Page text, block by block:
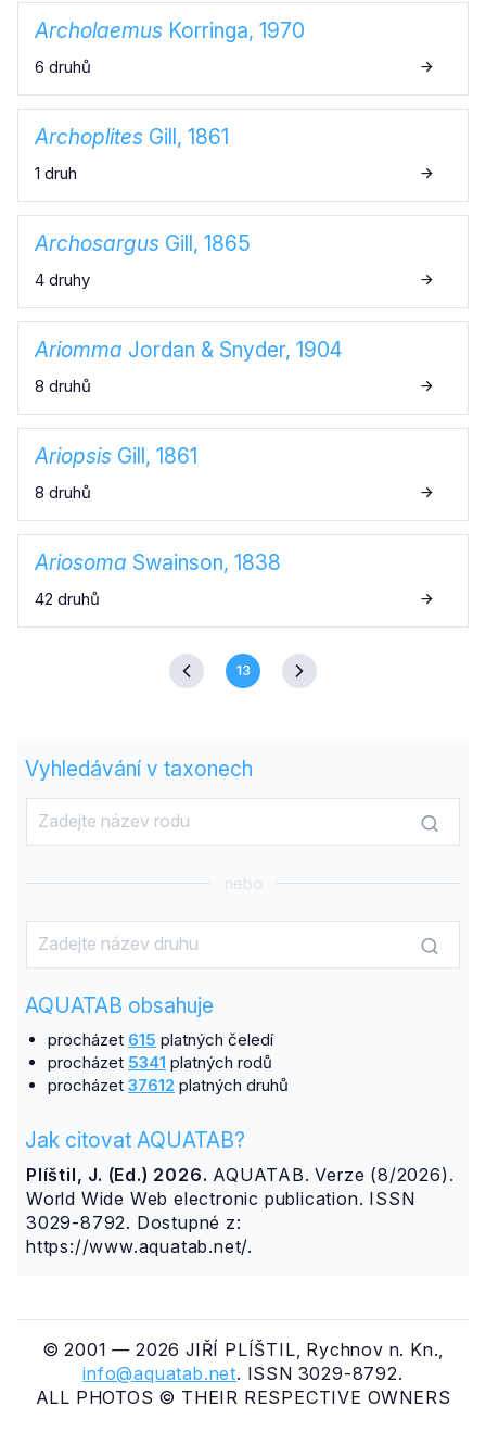
Archolaemus Korringa, 1970
6 druhů
Archoplites Gill, 1861
1 druh
Archosargus Gill, 1865
4 druhy
Ariomma Jordan & Snyder, 1904
8 druhů
Ariopsis Gill, 1861
8 druhů
Ariosoma Swainson, 1838
42 druhů
13
Vyhledávání v taxonech
nebo
AQUATAB obsahuje
procházet 615 platných čeledí
procházet 5341 platných rodů
procházet 37612 platných druhů
Jak citovat AQUATAB?
Plíštil, J. (Ed.) 2026. AQUATAB. Verze (8/2026).
World Wide Web electronic publication. ISSN
3029-8792. Dostupné z:
https://www.aquatab.net/.
© 2001 — 2026 JIŘÍ PLÍŠTIL, Rychnov n. Kn.,
info@aquatab.net. ISSN 3029-8792.
ALL PHOTOS © THEIR RESPECTIVE OWNERS